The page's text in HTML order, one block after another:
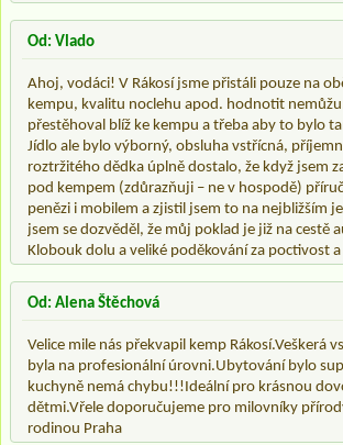
Od: Vlado
Ahoj, vodáci! V Rákosí jsme přistáli pouze na
kempu, kvalitu noclehu apod. hodnotit
přestěhoval blíž ke kempu a třeba aby to bylo
Jídlo ale bylo výborný, obsluha vstřícná,
roztržitého dědka úplně dostalo, že když jsem
pod kempem (zdůrazňuji – ne v hospodě)
penězi i mobilem a zjistil jsem to na nejbližším
jsem se dozvěděl, že můj poklad je již na cestě
Klobouk dolu a veliké poděkování za poctivost
Od: Alena Štěchová
Velice mile nás překvapil kemp Rákosí.Veškerá
byla na profesionální úrovni.Ubytování bylo
kuchyně nemá chybu!!!Ideální pro krásnou
dětmi.Vřele doporučujeme pro milovníky
rodinou Praha